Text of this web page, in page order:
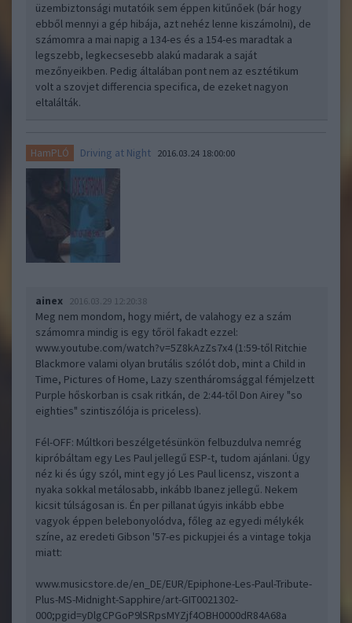
üzembiztonsági mutatóik sem éppen kitűnőek (bár hogy
ebből mennyi a gép hibája, azt nehéz lenne kiszámolni), de
számomra a mai napig a 134-es és a 154-es maradtak a
legszebb, legkecsesebb alakú madarak a saját
mezőnyeikben. Pedig általában pont nem az esztétikum
volt a szovjet differencia specifica, de ezeket nagyon
eltalálták.
HamPLÓ Driving at Night 2016.03.24 18:00:00
ainex 2016.03.29 12:20:38
Meg nem mondom, hogy miért, de valahogy ez a szám
számomra mindig is egy tőröl fakadt ezzel:
www.youtube.com/watch?v=5Z8kAzZs7x4 (1:59-től Ritchie
Blackmore valami olyan brutális szólót dob, mint a Child in
Time, Pictures of Home, Lazy szentháromsággal fémjelzett
Purple hőskorban is csak ritkán, de 2:44-től Don Airey "so
eighties" szintiszólója is priceless).
Fél-OFF: Múltkori beszélgetésünkön felbuzdulva nemrég
kipróbáltam egy Les Paul jellegű ESP-t, tudom ajánlani. Úgy
néz ki és úgy szól, mint egy jó Les Paul licensz, viszont a
nyaka sokkal metálosabb, inkább Ibanez jellegű. Nekem
kicsit túlságosan is. Én per pillanat úgyis inkább ebbe
vagyok éppen belebonyolódva, főleg az egyedi mélykék
színe, az eredeti Gibson '57-es pickupjei és a vintage tokja
miatt:
www.musicstore.de/en_DE/EUR/Epiphone-Les-Paul-Tribute-
Plus-MS-Midnight-Sapphire/art-GIT0021302-
000;pgid=yDlgCPGoP9lSRpsMYZjf4OBH0000dR84A68a